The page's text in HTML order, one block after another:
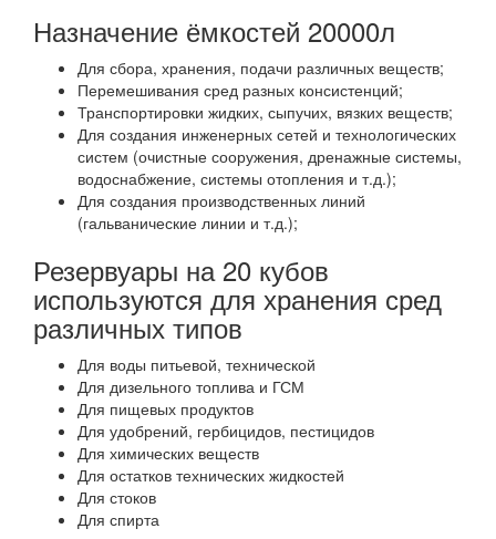
Назначение ёмкостей 20000л
Для сбора, хранения, подачи различных веществ;
Перемешивания сред разных консистенций;
Транспортировки жидких, сыпучих, вязких веществ;
Для создания инженерных сетей и технологических
систем (очистные сооружения, дренажные системы,
водоснабжение, системы отопления и т.д.);
Для создания производственных линий
(гальванические линии и т.д.);
Резервуары на 20 кубов
используются для хранения сред
различных типов
Для воды питьевой, технической
Для дизельного топлива и ГСМ
Для пищевых продуктов
Для удобрений, гербицидов, пестицидов
Для химических веществ
Для остатков технических жидкостей
Для стоков
Для спирта